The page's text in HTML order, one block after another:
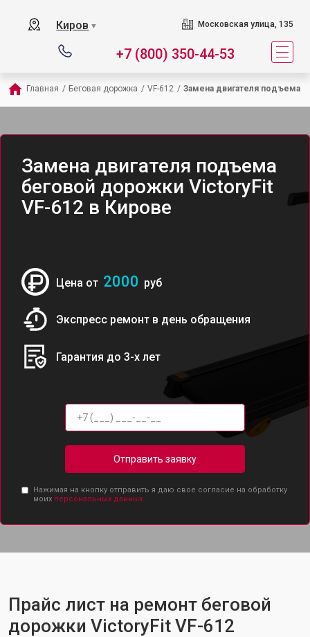
Киров ▼ Московская улица, 135
+7 (800) 350-44-53
Главная / Беговая дорожка / VF-612 / Замена двигателя подъема
Замена двигателя подъема
беговой дорожки VictoryFit
VF-612 в Кирове
Цена от 2000 руб
Экспресс ремонт в день обращения
Гарантия до 3-х лет
Отправить заявку
Нажимая на кнопку отправить я даю свое согласие на обработку
моих персональных данных.
Прайс лист на ремонт беговой
дорожки VictoryFit VF-612